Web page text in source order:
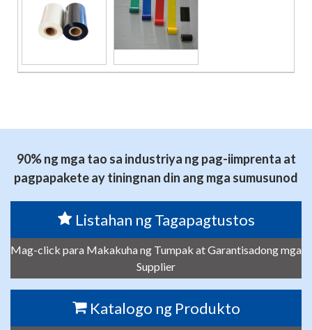
90% ng mga tao sa industriya ng pag-iimprenta at
pagpapakete ay tiningnan din ang mga sumusunod
Listahan ng Tagapagtustos
Mag-click para Makakuha ng Tumpak at Garantisadong mga
Supplier
Katalogo ng Produkto